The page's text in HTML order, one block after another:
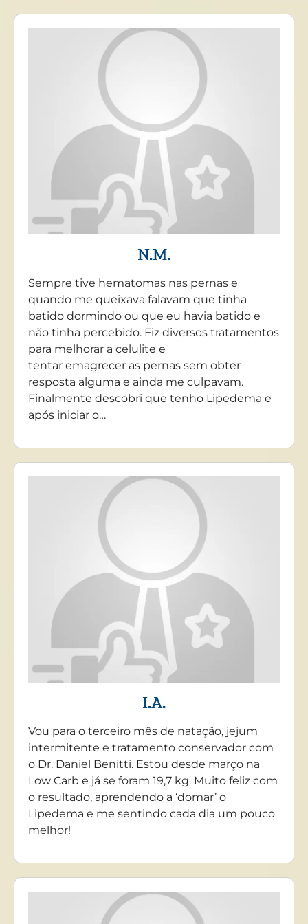
N.M.
Sempre tive hematomas nas pernas e
quando me queixava falavam que tinha
batido dormindo ou que eu havia batido e
não tinha percebido. Fiz diversos tratamentos
para melhorar a celulite e
tentar emagrecer as pernas sem obter
resposta alguma e ainda me culpavam.
Finalmente descobri que tenho Lipedema e
após iniciar o…
I.A.
Vou para o terceiro mês de natação, jejum
intermitente e tratamento conservador com
o Dr. Daniel Benitti. Estou desde março na
Low Carb e já se foram 19,7 kg. Muito feliz com
o resultado, aprendendo a ‘domar’ o
Lipedema e me sentindo cada dia um pouco
melhor!